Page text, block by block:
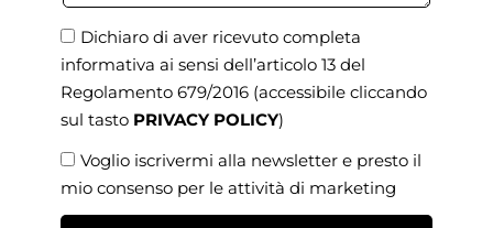
Dichiaro di aver ricevuto completa
informativa ai sensi dell’articolo 13 del
Regolamento 679/2016 (accessibile cliccando
sul tasto PRIVACY POLICY)
Voglio iscrivermi alla newsletter e presto il
mio consenso per le attività di marketing